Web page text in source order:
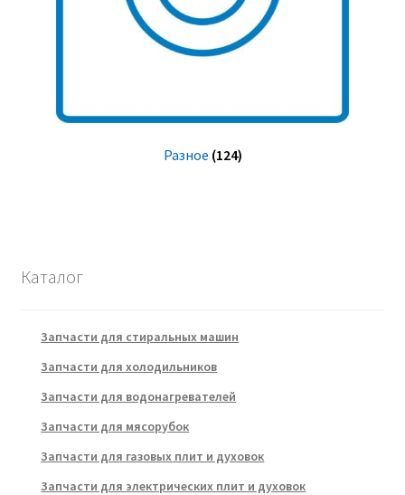
Разное (124)
Каталог
Запчасти для стиральных машин
Запчасти для холодильников
Запчасти для водонагревателей
Запчасти для мясорубок
Запчасти для газовых плит и духовок
Запчасти для электрических плит и духовок